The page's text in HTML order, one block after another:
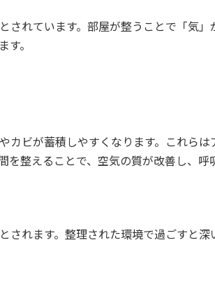
されています。部屋が整うことで「気」
す。
カビが蓄積しやすくなります。これらは
を整えることで、空気の質が改善し、呼
されます。整理された環境で過ごすと深